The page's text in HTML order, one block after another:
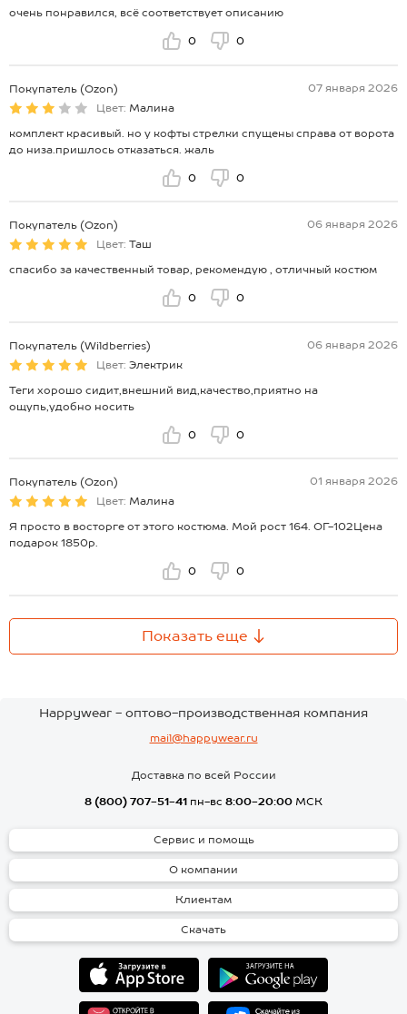
очень понравился, всё соответствует описанию
0 0
Покупатель (Ozon)
07 января 2026
Цвет: Малина
комплект красивый. но у кофты стрелки спущены справа от ворота
до низа.пришлось отказаться. жаль
0 0
Покупатель (Ozon)
06 января 2026
Цвет: Таш
спасибо за качественный товар, рекомендую , отличный костюм
0 0
Покупатель (Wildberries)
06 января 2026
Цвет: Электрик
Теги хорошо сидит,внешний вид,качество,приятно на
ощупь,удобно носить
0 0
Покупатель (Ozon)
01 января 2026
Цвет: Малина
Я просто в восторге от этого костюма. Мой рост 164. ОГ-102Цена
подарок 1850р.
0 0
Показать еще
Happywear - оптово-производственная компания
mail@happywear.ru
Доставка по всей России
8 (800) 707-51-41 пн-вс 8:00-20:00 МСК
Сервис и помощь
О компании
Клиентам
Скачать